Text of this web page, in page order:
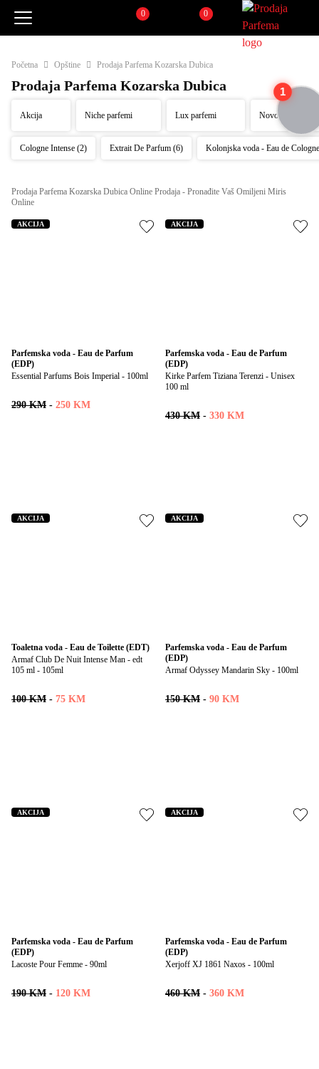
0 Korpa
0
Početna Opštine Prodaja Parfema Kozarska Dubica
Prodaja Parfema Kozarska Dubica
Akcija Niche parfemi Lux parfemi Novo
Cologne Intense (2) Extrait De Parfum (6) Kolonjska voda - Eau de
Prodaja Parfema Kozarska Dubica Online Prodaja - Pronađite Vaš Omiljeni Miris
Online
Parfemska voda - Eau de Parfum
(EDP)
Essential Parfums Bois Imperial - 100ml
290 KM - 250 KM
AKCIJA
Parfemska voda - Eau de Parfum
(EDP)
Kirke Parfem Tiziana Terenzi - Unisex
100 ml
430 KM - 330 KM
AKCIJA
Toaletna voda - Eau de Toilette (EDT)
Armaf Club De Nuit Intense Man - edt
105 ml - 105ml
100 KM - 75 KM
AKCIJA
Parfemska voda - Eau de Parfum
(EDP)
Armaf Odyssey Mandarin Sky - 100ml
150 KM - 90 KM
AKCIJA
Parfemska voda - Eau de Parfum
(EDP)
Lacoste Pour Femme - 90ml
190 KM - 120 KM
AKCIJA
Parfemska voda - Eau de Parfum
(EDP)
Xerjoff XJ 1861 Naxos - 100ml
460 KM - 360 KM
AKCIJA
1